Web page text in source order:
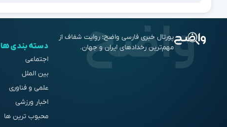
پورتال خبری فارسی واضح؛ روایت شفاف از
مهم‌ترین رخدادهای ایران و جهان.
دسته بندی ها
اجتماعی
بین الملل
علمی و فناوری
اخبار ورزشی
محبوب ترین ها